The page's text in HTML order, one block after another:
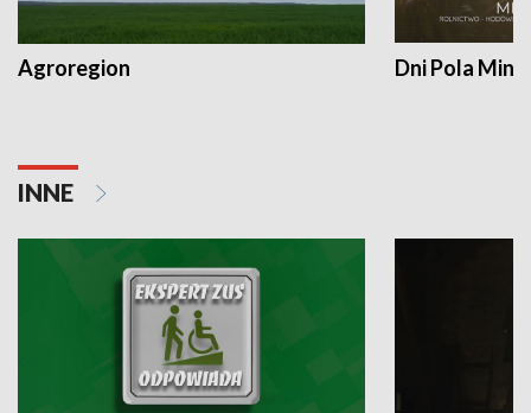
Agroregion Dni Pola
INNE